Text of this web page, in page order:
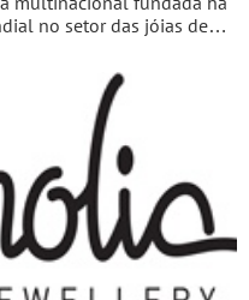
no setor das jóias de